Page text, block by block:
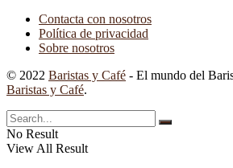
Contacta con nosotros
Política de privacidad
Sobre nosotros
© 2022 Baristas y Café - El mundo del
Baristas y Café.
No Result
View All Result